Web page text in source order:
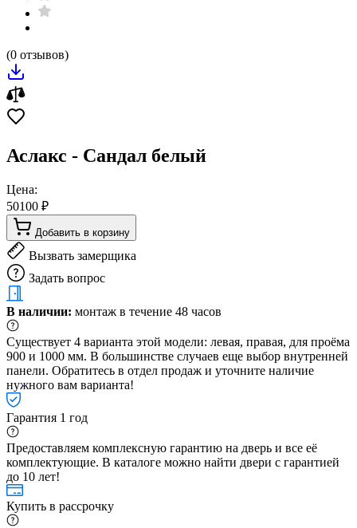
(0 отзывов)
Аслакс - Сандал белый
Цена:
50100 ₽
Добавить в корзину
Вызвать замерщика
Задать вопрос
В наличии: монтаж в течение 48 часов
Существует 4 варианта этой модели: левая, правая, для проёма
900 и 1000 мм. В большинстве случаев еще выбор внутренней
панели. Обратитесь в отдел продаж и уточните наличие
нужного вам варианта!
Гарантия 1 год
Предоставляем комплексную гарантию на дверь и все её
комплектующие. В каталоге можно найти двери с гарантией
до 10 лет!
Купить в рассрочку